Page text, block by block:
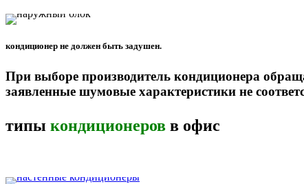
кондиционер не должен быть задушен.
При выборе производитель кондиционера
заявленные шумовые характеристики не
типы кондиционеров в офис